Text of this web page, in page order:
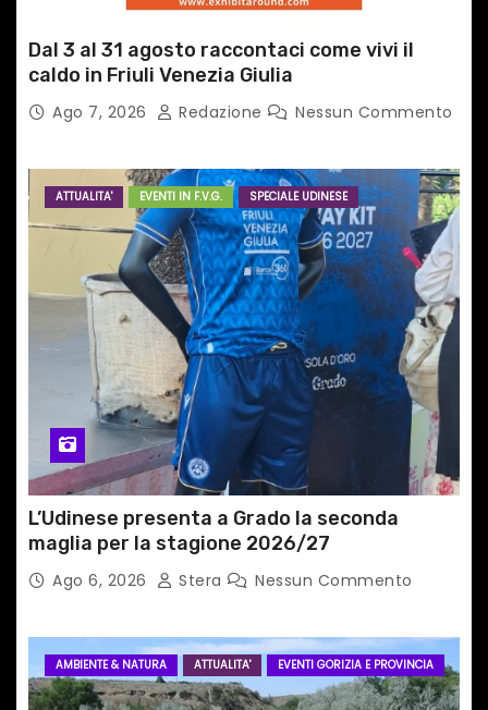
Dal 3 al 31 agosto raccontaci come vivi il
caldo in Friuli Venezia Giulia
Ago 7, 2026 Redazione Nessun Commento
ATTUALITA' EVENTI IN F.V.G. SPECIALE UDINESE
L’Udinese presenta a Grado la seconda
maglia per la stagione 2026/27
Ago 6, 2026 Stera Nessun Commento
AMBIENTE & NATURA ATTUALITA' EVENTI GORIZIA E PROVINCIA